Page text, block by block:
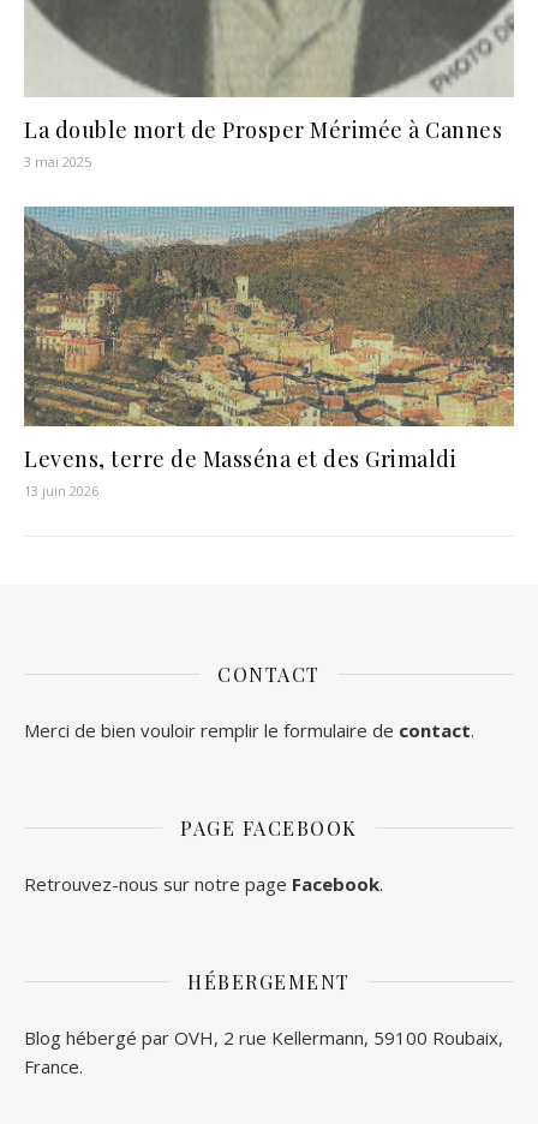
La double mort de Prosper Mérimée à Cannes
3 mai 2025
Levens, terre de Masséna et des Grimaldi
13 juin 2026
CONTACT
Merci de bien vouloir remplir le formulaire de contact.
PAGE FACEBOOK
Retrouvez-nous sur notre page Facebook.
HÉBERGEMENT
Blog hébergé par OVH, 2 rue Kellermann, 59100 Roubaix,
France.